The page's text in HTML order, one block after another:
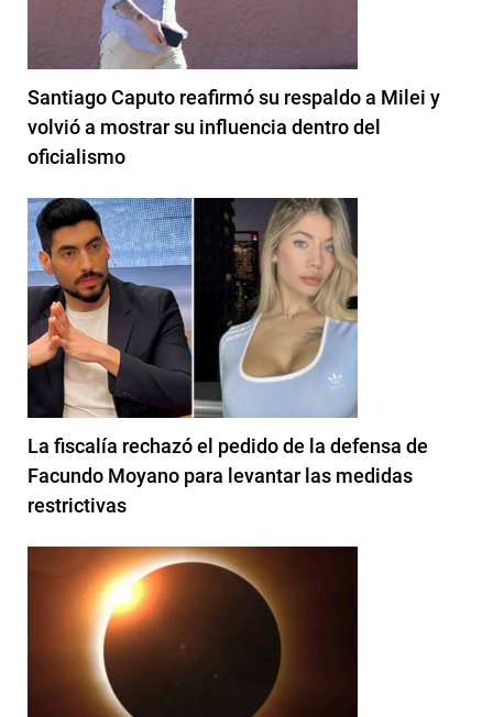
Santiago Caputo reafirmó su respaldo a Milei y
volvió a mostrar su influencia dentro del
oficialismo
La fiscalía rechazó el pedido de la defensa de
Facundo Moyano para levantar las medidas
restrictivas